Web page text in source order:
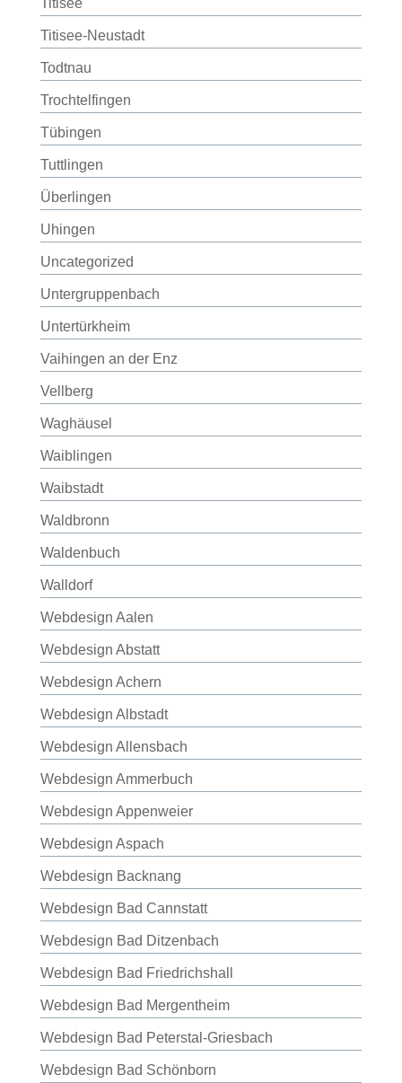
Titisee
Titisee-Neustadt
Todtnau
Trochtelfingen
Tübingen
Tuttlingen
Überlingen
Uhingen
Uncategorized
Untergruppenbach
Untertürkheim
Vaihingen an der Enz
Vellberg
Waghäusel
Waiblingen
Waibstadt
Waldbronn
Waldenbuch
Walldorf
Webdesign Aalen
Webdesign Abstatt
Webdesign Achern
Webdesign Albstadt
Webdesign Allensbach
Webdesign Ammerbuch
Webdesign Appenweier
Webdesign Aspach
Webdesign Backnang
Webdesign Bad Cannstatt
Webdesign Bad Ditzenbach
Webdesign Bad Friedrichshall
Webdesign Bad Mergentheim
Webdesign Bad Peterstal-Griesbach
Webdesign Bad Schönborn